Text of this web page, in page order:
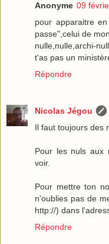
Anonyme 09
pour apparaitre
passe",celui de
nulle,nulle,archi-
t'as pas un
Répondre
Nicolas Jégou
Il faut toujours des
Pour les nuls aux
voir.
Pour mettre ton
n'oublies pas de
http://) dans
Répondre